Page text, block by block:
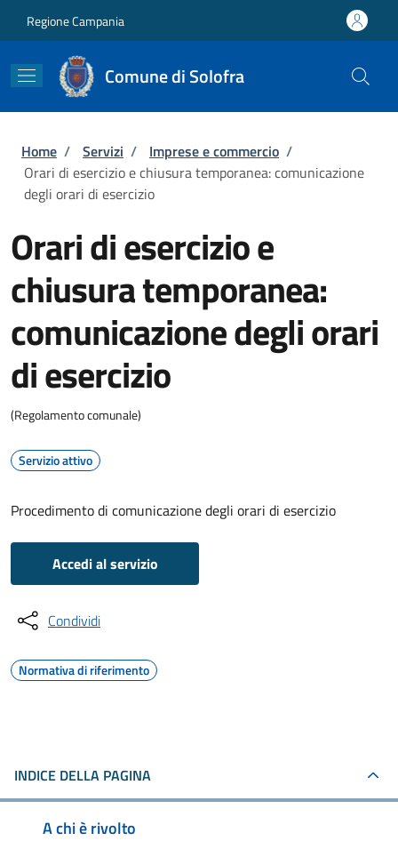
Regione Campania
Comune di Solofra
Briciole di pane
Home / Servizi / Imprese e commercio /
Orari di esercizio e chiusura temporanea: comunicazione
degli orari di esercizio
Orari di esercizio e
chiusura temporanea:
comunicazione degli orari
di esercizio
(Regolamento comunale)
Servizio attivo
Procedimento di comunicazione degli orari di esercizio
Accedi al servizio
Condividi
Normativa di riferimento
INDICE DELLA PAGINA
A chi è rivolto